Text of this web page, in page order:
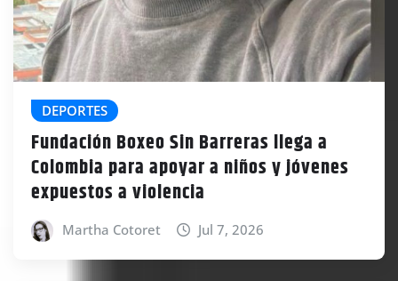
DEPORTES
Fundación Boxeo Sin Barreras llega a
Colombia para apoyar a niños y jóvenes
expuestos a violencia
Martha Cotoret Jul 7, 2026